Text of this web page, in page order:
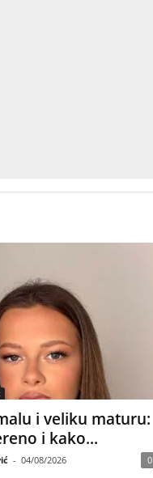
i veliku maturu:
i kako...
- 04/08/2026 0